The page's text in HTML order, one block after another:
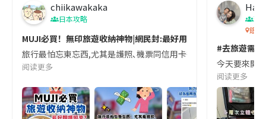
chiikawakaka
日本攻略
MUJI必買！無印旅遊收納神物|網民封:最好用護照夾！$100有找
旅行最怕忘東忘西,尤其是護照､機票同信用卡等!無印良品旅遊神
阅读更多
珠
銀城
#去旅遊需
今天要來開
阅读更多